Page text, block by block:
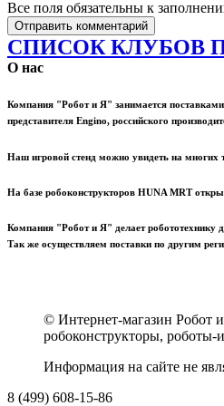
Все поля обязательны к
СПИСОК КЛУБОВ
О нас
Компания "Робот и Я" занимается
представителя Engino, российского
Наш игровой стенд можно увидеть на многих
На базе робоконструкторов HUNA MRT
Компания "Робот и Я" делает робототехнику
Так же осуществляем поставки по другим
© Интернет-магазин Робот
робоконструкторы, роботы-
Информация на сайте не
8 (499) 608-15-86